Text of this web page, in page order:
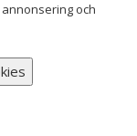
och